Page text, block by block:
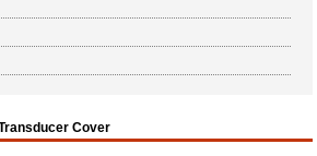
Cover